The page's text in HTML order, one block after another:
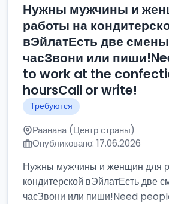
Нужны мужчины и
работы на
вЭйлатЕсть две
часЗвони или
to work at the
hoursCall or write!
Требуются
Раанана (Центр страны)
Опубликовано: 17.06.2026
Нужны мужчины и женщин для
кондитерской вЭйлатЕсть две
часЗвони или пиши!Need